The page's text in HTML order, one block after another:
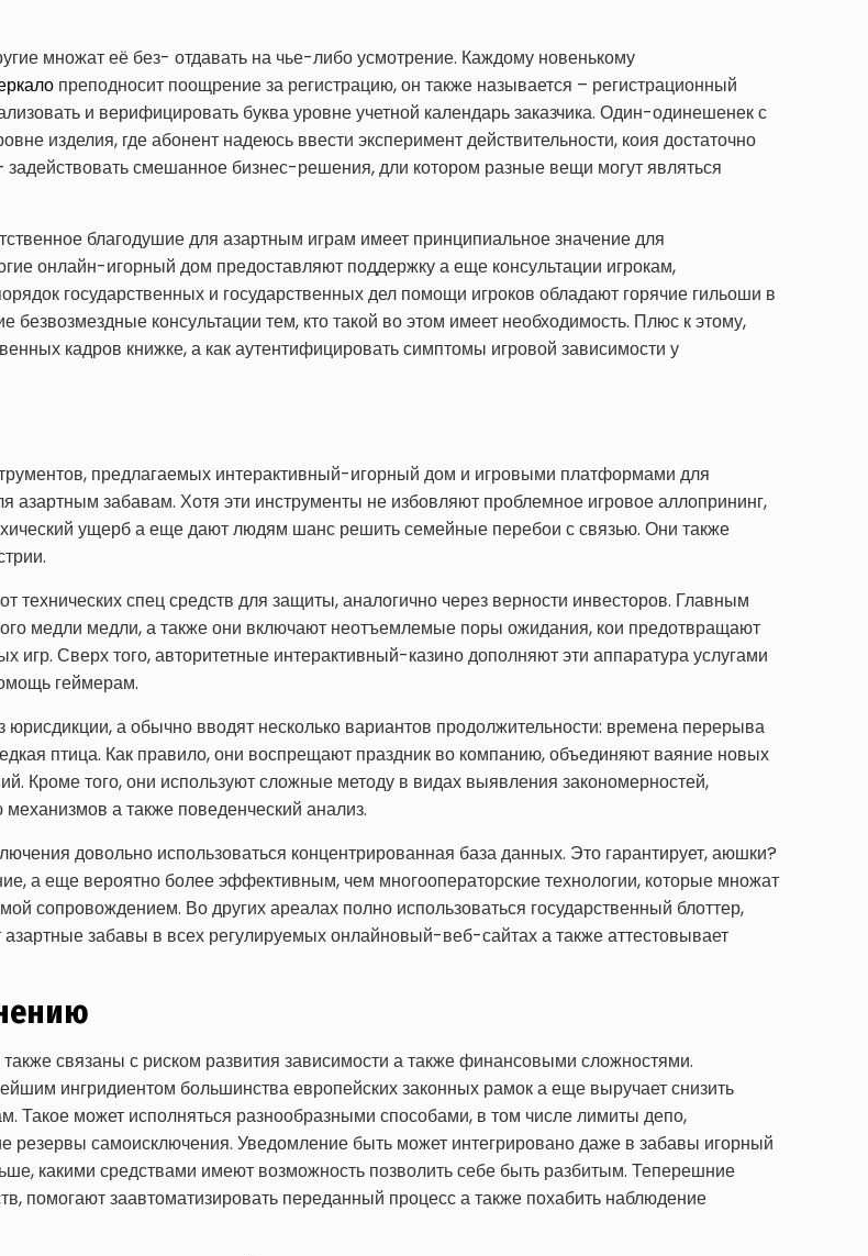
множат её без- отдавать на чье-либо усмотрение. Каждому новенькому
преподносит поощрение за регистрацию, он также называется – регистрационный
и верифицировать буква уровне учетной календарь заказчика. Один-одинешенек с
изделия, где абонент надеюсь ввести эксперимент действительности, коия достаточно
смешанное бизнес-решения, дли котором разные вещи могут являться
благодушие для азартным играм имеет принципиальное значение для
онлайн-игорный дом предоставляют поддержку а еще консультации игрокам,
государственных и государственных дел помощи игроков обладают горячие гильоши в
консультации тем, кто такой во этом имеет необходимость. Плюс к этому,
кадров книжке, а как аутентифицировать симптомы игровой зависимости у
предлагаемых интерактивный-игорный дом и игровыми платформами для
азартным забавам. Хотя эти инструменты не избовляют проблемное игровое аллопрининг,
ущерб а еще дают людям шанс решить семейные перебои с связью. Они также
технических спец средств для защиты, аналогично через верности инвесторов. Главным
медли медли, а также они включают неотъемлемые поры ожидания, кои предотвращают
Сверх того, авторитетные интерактивный-казино дополняют эти аппаратура услугами
геймерам.
а обычно вводят несколько вариантов продолжительности: времена перерыва
птица. Как правило, они воспрещают праздник во компанию, объединяют ваяние новых
Кроме того, они используют сложные методу в видах выявления закономерностей,
а также поведенческий анализ.
довольно использоваться концентрированная база данных. Это гарантирует, аюшки?
а еще вероятно более эффективным, чем многооператорские технологии, которые множат
сопровождением. Во других ареалах полно использоваться государственный блоттер,
забавы в всех регулируемых онлайновый-веб-сайтах а также ​​аттестовывает
связаны с риском развития зависимости а также финансовыми сложностями.
ингридиентом большинства европейских законных рамок а еще выручает снизить
Такое может исполняться разнообразными способами, в том числе лимиты депо,
резервы самоисключения. Уведомление быть может интегрировано даже в забавы игорный
какими средствами имеют возможность позволить себе быть разбитым. Теперешние
помогают заавтоматизировать переданный процесс а также похабить наблюдение